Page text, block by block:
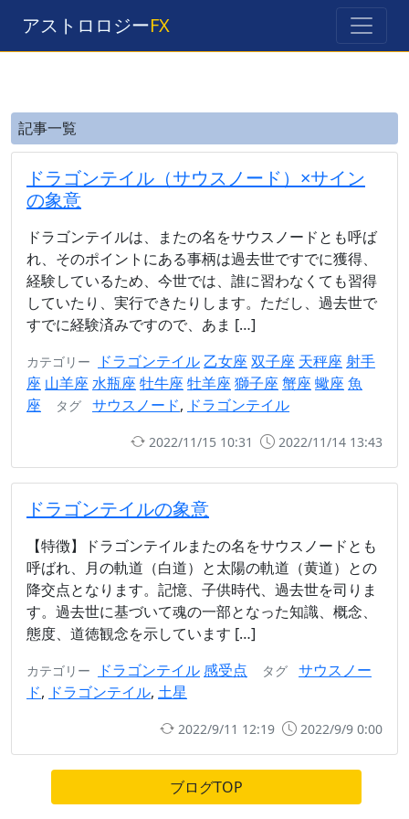
アストロロジーFX
記事一覧
ドラゴンテイル（サウスノード）×サイン
の象意
ドラゴンテイルは、またの名をサウスノードとも呼ば
れ、そのポイントにある事柄は過去世ですでに獲得、
経験しているため、今世では、誰に習わなくても習得
していたり、実行できたりします。ただし、過去世で
すでに経験済みですので、あま […]
カテゴリー ドラゴンテイル 乙女座 双子座 天秤座 射手
座 山羊座 水瓶座 牡牛座 牡羊座 獅子座 蟹座 蠍座 魚
座
タグ サウスノード, ドラゴンテイル
2022/11/15 10:31 2022/11/14 13:43
ドラゴンテイルの象意
【特徴】ドラゴンテイルまたの名をサウスノードとも
呼ばれ、月の軌道（白道）と太陽の軌道（黄道）との
降交点となります。記憶、子供時代、過去世を司りま
す。過去世に基づいて魂の一部となった知識、概念、
態度、道徳観念を示しています […]
カテゴリー ドラゴンテイル感受点 タグ
サウスノー
ド, ドラゴンテイル, 土星
2022/9/11 12:19 2022/9/9 0:00
ブログTOP